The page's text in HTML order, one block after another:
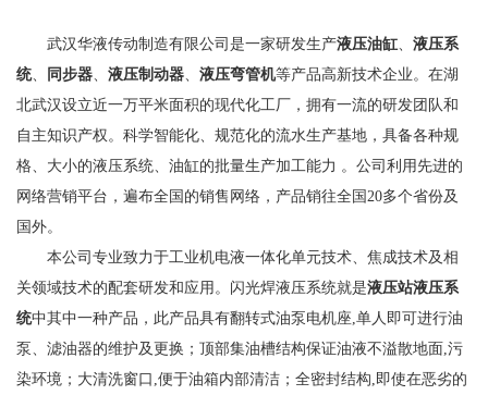
武汉华液传动制造有限公司是一家研发生产液压油缸
液压系
统、 同步器 液压制动器 液压弯管机等产品高新技术企业。在湖
北武汉设立近一万平米面积的现代化工厂，拥有一流的研发团队和
自主知识产权。科学智能化、规范化的流水生产基地，具备各种规
格、大小的液压系统、油缸的批量生产加工能力 。公司利用先进的
网络营销平台，遍布全国的销售网络，产品销往全国20多个省份及
国外。
本公司专业致力于工业机电液一体化单元技术、焦成技术及相
关领域技术的配套研发和应用。闪光焊液压系统就是液压站液压系
统中其中一种产品，此产品具有翻转式油泵电机座,单人即可进行油
泵、滤油器的维护及更换；顶部集油槽结构保证油液不溢散地面,污
染环境；大清洗窗口,便于油箱内部清洁；全密封结构,即使在恶劣的